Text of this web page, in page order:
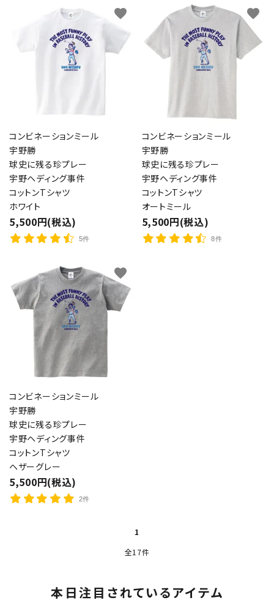
コンビネーションミール
宇野勝
球史に残る珍プレー
宇野ヘディング事件
コットンTシャツ
ホワイト
5,500円(税込)
5件
favorite
コンビネーションミール
宇野勝
球史に残る珍プレー
宇野ヘディング事件
コットンTシャツ
オートミール
5,500円(税込)
8件
favorite
コンビネーションミール
宇野勝
球史に残る珍プレー
宇野ヘディング事件
コットンTシャツ
ヘザーグレー
5,500円(税込)
2件
favorite
1
全17件
検索する
本日注目されているアイテム